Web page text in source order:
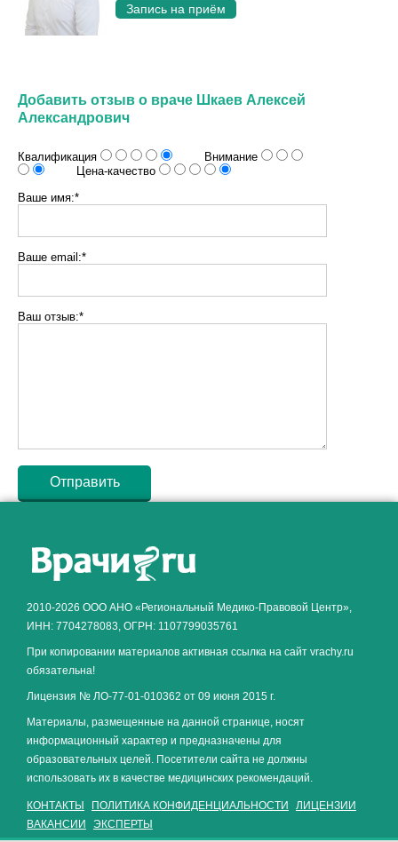
Запись на приём
Добавить отзыв о враче Шкаев Алексей
Александрович
Квалификация
Внимание
Цена-качество
Ваше имя:*
Ваше email:*
Ваш отзыв:*
2010-2026 ООО АНО «Региональный Медико-Правовой Центр»,
ИНН: 7704278083, ОГРН: 1107799035761
При копировании материалов активная ссылка на сайт vrachy.ru
обязательна!
Лицензия № ЛО-77-01-010362 от 09 июня 2015 г.
Материалы, размещенные на данной странице, носят
информационный характер и предназначены для
образовательных целей. Посетители сайта не должны
использовать их в качестве медицинских рекомендаций.
КОНТАКТЫ ПОЛИТИКА КОНФИДЕНЦИАЛЬНОСТИ
ЛИЦЕНЗИИ
ВАКАНСИИ
ЭКСПЕРТЫ